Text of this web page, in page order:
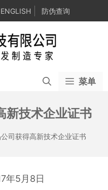
ENGLISH 防伪查询
菜单
新技术企业证书
司获得高新技术企业证书
年5月8日